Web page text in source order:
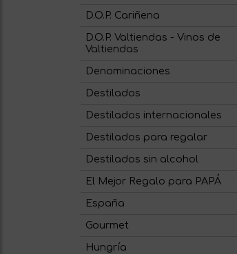
D.O.P. Cariñena
D.O.P. Valtiendas - Vinos de
Valtiendas
Denominaciones
Destilados
Destilados internacionales
Destilados para regalar
Destilados sin alcohol
El Mejor Regalo para PAPÁ
España
Gourmet
Hungría